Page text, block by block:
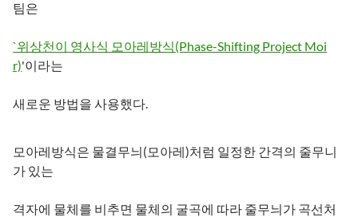
팀은
`위상천이 영사식 모아레방식(Phase-Shifting Project Moi
r)'이라는
새로운 방법을 사용했다.
모아레방식은 물결무늬(모아레)처럼 일정한 간격의 줄무니
가 있는
격자에 물체를 비추면 물체의 굴곡에 따라 줄무늬가 곡선처